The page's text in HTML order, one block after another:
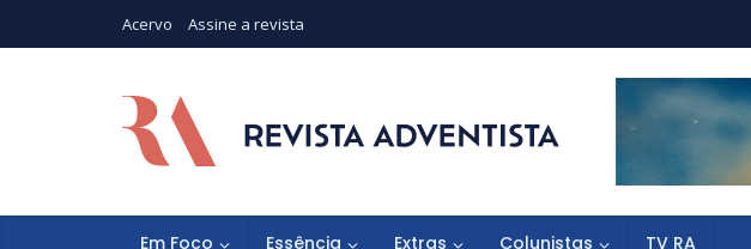
Acervo Assine a revista
Em Foco Essência Extras Colunistas TV RA